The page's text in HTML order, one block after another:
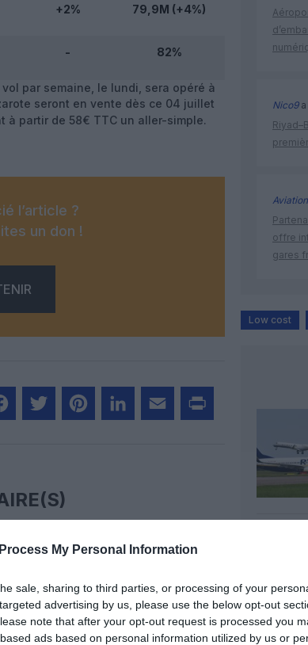
My Personal Information
sale, sharing to third parties, or processing of your
advertising by us, please use the below opt-out
note that after your opt-out request is processed you
ads based on personal information utilized by us or
+2% 79,9M (+4%)
- 82%
par semaine, le lundi, sera opéré à
seront en vente dès ce 04 juillet
à partir de 58€ TTC un aller-simple.
l’article ?
un don !
3 juillet 2013 - 17 h 09 min
certains cherchent
lowcosts pour voyager si
compagnie historique.
RÉPONDRE
Nico9a
Aviation
offre
gares
Low cost